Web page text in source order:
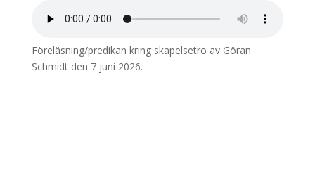
Föreläsning/predikan kring skapelsetro av Göran
Schmidt den 7 juni 2026.